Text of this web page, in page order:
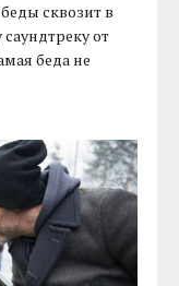
сквозит в
от
беда не